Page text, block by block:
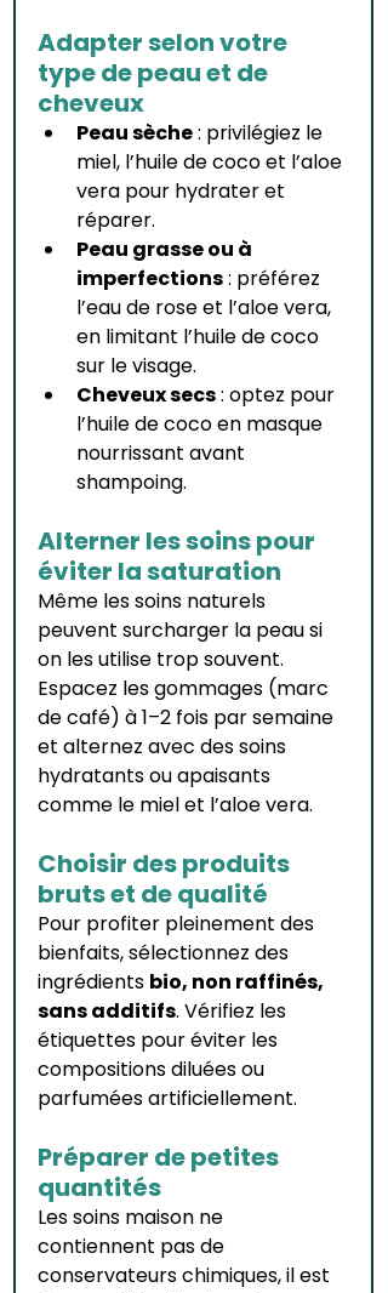
Adapter selon votre
type de peau et de
cheveux
Peau sèche : privilégiez le
miel, l’huile de coco et l’aloe
vera pour hydrater et
réparer.
Peau grasse ou à
imperfections : préférez
l’eau de rose et l’aloe vera,
en limitant l’huile de coco
sur le visage.
Cheveux secs : optez pour
l’huile de coco en masque
nourrissant avant
shampoing.
Alterner les soins pour
éviter la saturation
Même les soins naturels
peuvent surcharger la peau si
on les utilise trop souvent.
Espacez les gommages (marc
de café) à 1–2 fois par semaine
et alternez avec des soins
hydratants ou apaisants
comme le miel et l’aloe vera.
Choisir des produits
bruts et de qualité
Pour profiter pleinement des
bienfaits, sélectionnez des
ingrédients bio, non raffinés,
sans additifs. Vérifiez les
étiquettes pour éviter les
compositions diluées ou
parfumées artificiellement.
Préparer de petites
quantités
Les soins maison ne
contiennent pas de
conservateurs chimiques, il est